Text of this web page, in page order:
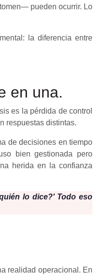
pueden ocurrir. Lo
la diferencia entre
en una.
es la pérdida de control
respuestas distintas.
de decisiones en tiempo
bien gestionada pero
herida en la confianza
lo dice?' Todo eso
realidad operacional. En